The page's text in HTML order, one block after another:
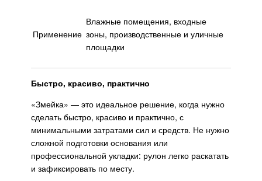
Применение
Влажные помещения, входные
зоны, производственные и уличные
площадки
Быстро, красиво, практично
«Змейка» — это идеальное решение, когда нужно
сделать быстро, красиво и практично, с
минимальными затратами сил и средств. Не нужно
сложной подготовки основания или
профессиональной укладки: рулон легко раскатать
и зафиксировать по месту.